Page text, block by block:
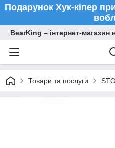
Подарунок Хук-кіпер
BearKing – інтернет-магазин
Товари та послуги